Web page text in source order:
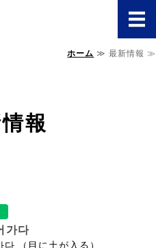
北海道韓国
ホーム ≫ 最新情報 ≫
報
가다
가다 （目に土が入る）